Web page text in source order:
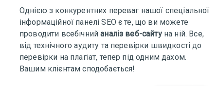
Однією з конкурентних переваг нашої спеціальної
інформаційної панелі SEO є те, що ви можете
проводити всебічнийаналіз веб-сайтуна ній. Все,
від технічного аудиту та перевірки швидкості до
перевірки на плагіат, тепер під одним дахом.
Вашим клієнтам сподобається!